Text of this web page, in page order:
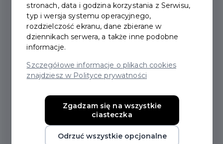
2026-06-12
POZNALIŚMY
NAJZDOLNIEJSZYCH
UCZNIÓW ORAZ
LAUREATÓW MIEJSKICH
KONKURSÓW
stronach, data i godzina korzystania z Serwisu,
typ i wersja systemu operacyjnego,
rozdzielczość ekranu, dane zbierane w
dziennikach serwera, a także inne podobne
informacje.
Szczegółowe informacje o plikach cookies
znajdziesz w Polityce prywatności
Zgadzam się na wszystkie
ciasteczka
Odrzuć wszystkie opcjonalne